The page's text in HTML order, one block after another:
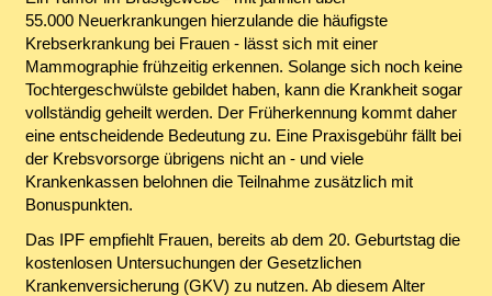
55.000 Neuerkrankungen hierzulande die häufigste
Krebserkrankung bei Frauen - lässt sich mit einer
Mammographie frühzeitig erkennen. Solange sich noch keine
Tochtergeschwülste gebildet haben, kann die Krankheit sogar
vollständig geheilt werden. Der Früherkennung kommt daher
eine entscheidende Bedeutung zu. Eine Praxisgebühr fällt bei
der Krebsvorsorge übrigens nicht an - und viele
Krankenkassen belohnen die Teilnahme zusätzlich mit
Bonuspunkten.
Das IPF empfiehlt Frauen, bereits ab dem 20. Geburtstag die
kostenlosen Untersuchungen der Gesetzlichen
Krankenversicherung (GKV) zu nutzen. Ab diesem Alter